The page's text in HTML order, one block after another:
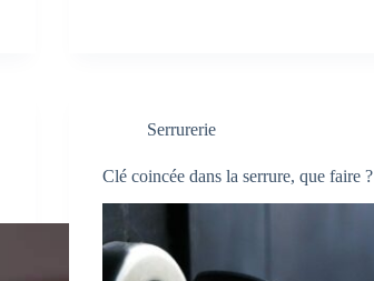
Serrurerie
Clé coincée dans la serrure, que faire ?